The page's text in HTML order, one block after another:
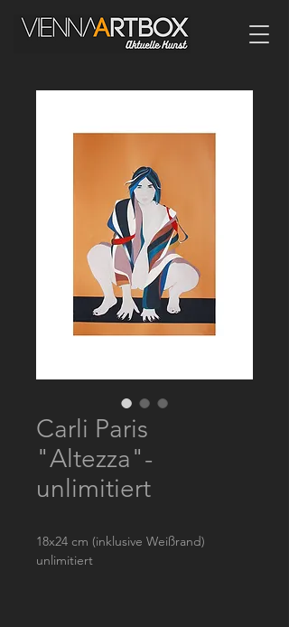
Carli Paris
"Altezza"-
unlimitiert
18x24 cm (inklusive Weißrand)
unlimitiert